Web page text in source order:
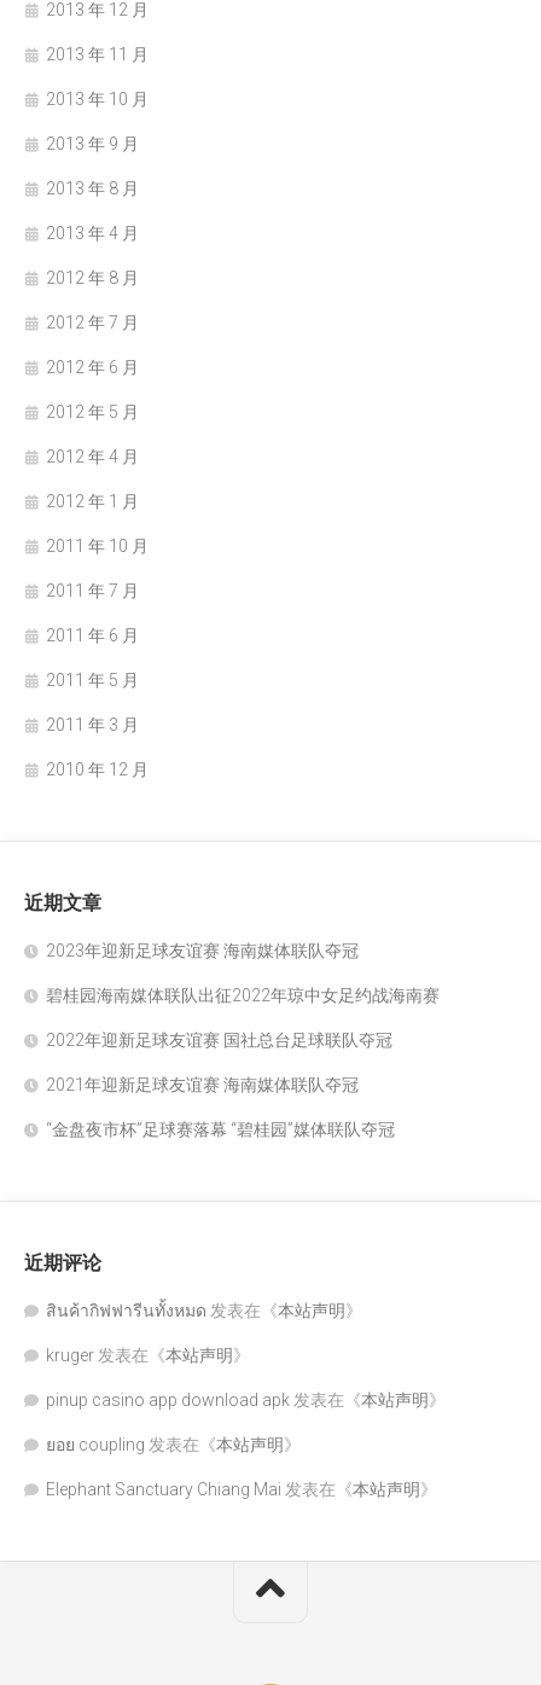
2013 年 12 月
2013 年 11 月
2013 年 10 月
2013 年 9 月
2013 年 8 月
2013 年 4 月
2012 年 8 月
2012 年 7 月
2012 年 6 月
2012 年 5 月
2012 年 4 月
2012 年 1 月
2011 年 10 月
2011 年 7 月
2011 年 6 月
2011 年 5 月
2011 年 3 月
2010 年 12 月
近期文章
2023年迎新足球友谊赛 海南媒体联队夺冠
碧桂园海南媒体联队出征2022年琼中女足约战海南赛
2022年迎新足球友谊赛 国社总台足球联队夺冠
2021年迎新足球友谊赛 海南媒体联队夺冠
“金盘夜市杯”足球赛落幕 “碧桂园”媒体联队夺冠
近期评论
สินค้ากิฟฟารีนทั้งหมด 发表在《本站声明》
kruger 发表在《本站声明》
pinup casino app download apk 发表在《本站声明》
ยอย coupling 发表在《本站声明》
Elephant Sanctuary Chiang Mai 发表在《本站声明》